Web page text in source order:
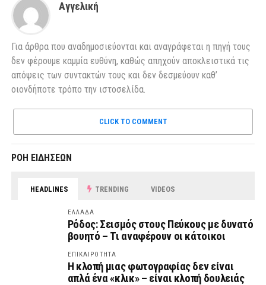
Αγγελική
Για άρθρα που αναδημοσιεύονται και αναγράφεται η πηγή τους
δεν φέρουμε καμμία ευθύνη, καθώς απηχούν αποκλειστικά τις
απόψεις των συντακτών τους και δεν δεσμεύουν καθ’
οιονδήποτε τρόπο την ιστοσελίδα.
CLICK TO COMMENT
ΡΟΗ ΕΙΔΗΣΕΩΝ
HEADLINES TRENDING VIDEOS
ΕΛΛΑΔΑ
Ρόδος: Σεισμός στους Πεύκους με δυνατό
βουητό – Τι αναφέρουν οι κάτοικοι
ΕΠΙΚΑΙΡΟΤΗΤΑ
Η κλοπή μιας φωτογραφίας δεν είναι
απλά ένα «κλικ» – είναι κλοπή δουλειάς